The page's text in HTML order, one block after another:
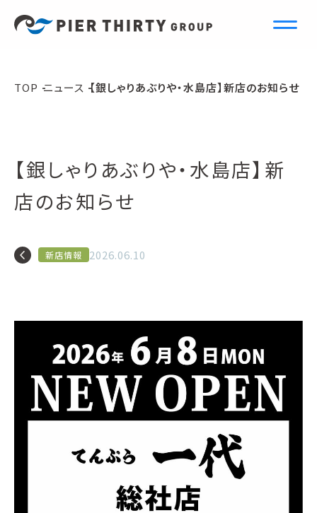
TOP ニュース 【銀しゃりあぶりや・水島店】新店のお知らせ
【銀しゃりあぶりや・水島店】新
店のお知らせ
navigate_before 新店情報 2026.06.10